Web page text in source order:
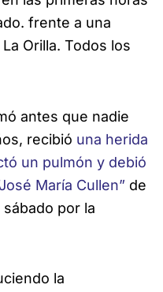
frente a una
Orilla. Todos los
antes que nadie
recibió una herida
un pulmón y debió
María Cullen” de
por la
la